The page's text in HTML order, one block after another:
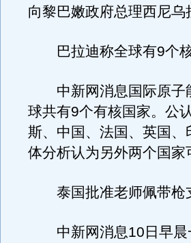
向黎巴嫩政府总理西尼
巴拉迪称全球有9个
中新网消息国际原子
球共有9个有核国家。公
斯、中国、法国、英国
体分析认为另外两个国
泰国批准老师佩带枪
中新网消息10日早晨